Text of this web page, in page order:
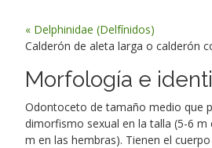
« Delphinidae (Delfínidos)
Calderón de aleta larga o calderón
Morfología e
Odontoceto de tamaño medio que
dimorfismo sexual en la talla (5-6 m
m en las hembras). Tienen el